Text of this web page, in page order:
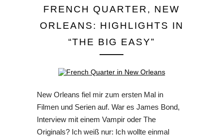
FRENCH QUARTER, NEW
ORLEANS: HIGHLIGHTS IN
“THE BIG EASY”
New Orleans fiel mir zum ersten Mal in
Filmen und Serien auf. War es James Bond,
Interview mit einem Vampir oder The
Originals? Ich weiß nur: Ich wollte einmal